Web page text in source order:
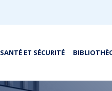
SANTÉ ET SÉCURITÉ